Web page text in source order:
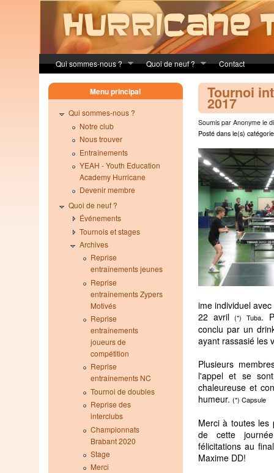
Qui sommes-nous ? Quoi de neuf ? Contact
Tournoi
2017
Soumis par Anonyme le
Posté dans le(s)
ime individuel
22 avril(*) Tuba.
conclu par un
ayant rassasié les
Plusieurs
l'appel et se
chaleureuse et
humeur. (*) Capsule
Merci à toutes les
de cette
félicitations au
Maxime DD!
Menu principal
Qui sommes-nous ?
Notre club
Nous trouver
Entraînements
YEAH - Youth Education
Academy Hurricane
Devenir membre
Quoi de neuf ?
Événements
Tournois et stages
Archives
Reprise
entraînements jeunes
Reprise
entraînements Zypers
Motivés
Reprise
entraînements
joueurs de
compétition
Reprise
entraînements NC
Tournoi de doubles
Reprise des
interclubs
Championnats
Brabant 2020
Stage
Merci